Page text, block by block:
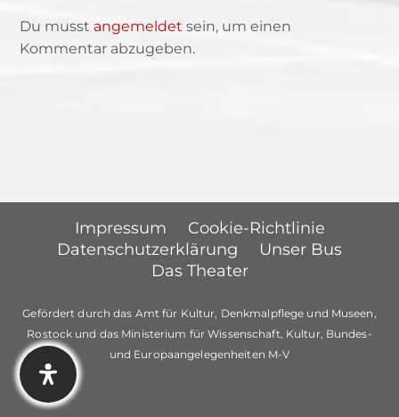
Du musstangemeldet sein, um einen
Kommentar abzugeben.
Impressum
Cookie-Richtlinie
Datenschutzerklärung
Unser Bus
Das Theater
Gefördert durch das Amt für Kultur, Denkmalpflege und Museen,
Rostock und das Ministerium für Wissenschaft, Kultur, Bundes-
und Europaangelegenheiten M-V